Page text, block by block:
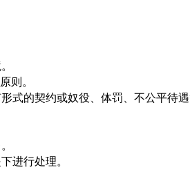
则。
式的契约或奴役、体罚、不公平待遇
进行处理。